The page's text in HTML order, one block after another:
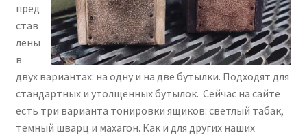
пред
став
лены
в
двух вариантах: на одну и на две бутылки. Подходят для
стандартных и утолщенных бутылок. Сейчас на сайте
есть три варианта тонировки ящиков: светлый табак,
темный шварц и махагон. Как и для других наших